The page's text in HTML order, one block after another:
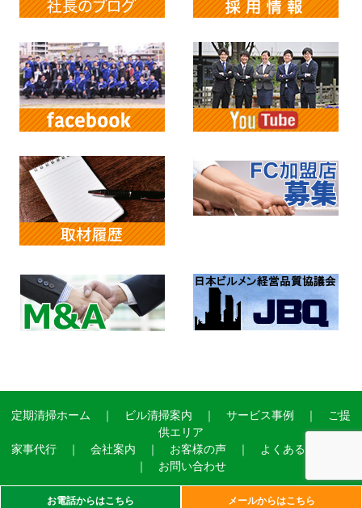
お電話からはこちら メールからはこちら
定期清掃ホーム ｜ ビル清掃案内 ｜ サービス事例 ｜
ご提
供エリア
家事代行｜ 会社案内 ｜ お客様の声｜
よくあるご質問
｜ お問い合わせ
Copyright©2004 ADVANCE SERVICE Ltd.All Right Reserved